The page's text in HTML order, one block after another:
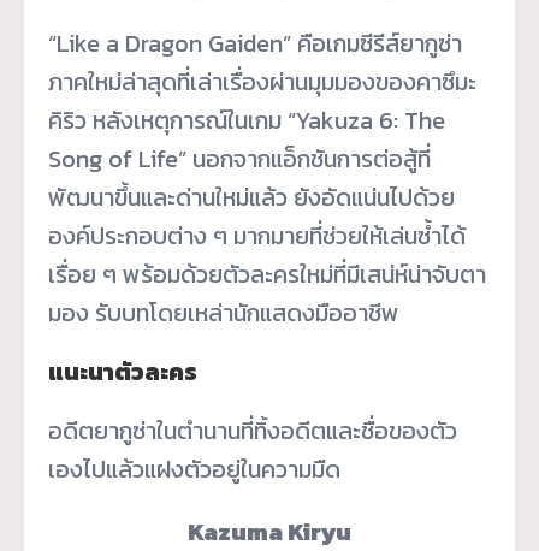
“Like a Dragon Gaiden” คือเกมซีรีส์ยากูซ่า
ภาคใหม่ล่าสุดที่เล่าเรื่องผ่านมุมมองของคาซึมะ
คิริว หลังเหตุการณ์ในเกม “Yakuza 6: The
Song of Life” นอกจากแอ็กชันการต่อสู้ที่
พัฒนาขึ้นและด่านใหม่แล้ว ยังอัดแน่นไปด้วย
องค์ประกอบต่าง ๆ มากมายที่ช่วยให้เล่นซ้ำได้
เรื่อย ๆ พร้อมด้วยตัวละครใหม่ที่มีเสน่ห์น่าจับตา
มอง รับบทโดยเหล่านักแสดงมืออาชีพ
แนะนาตัวละคร
อดีตยากูซ่าในตำนานที่ทิ้งอดีตและชื่อของตัว
เองไปแล้วแฝงตัวอยู่ในความมืด
Kazuma Kiryu